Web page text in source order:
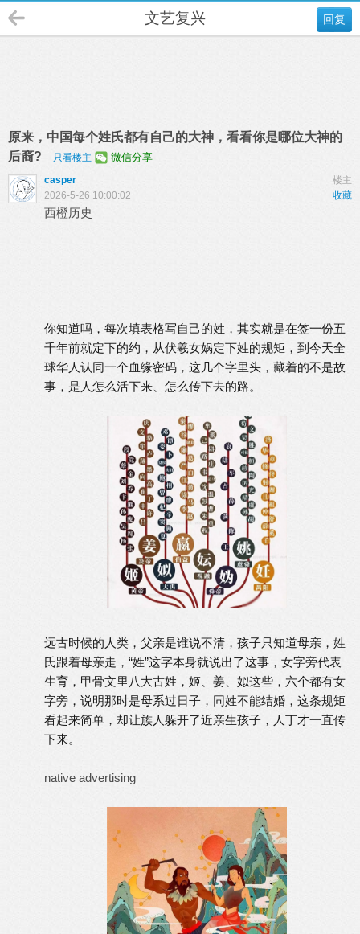
回复
文艺复兴
原来，中国每个姓氏都有自己的大神，看看你是哪位大神的
后裔?
只看楼主 微信分享
楼主
casper
收藏
2026-5-26 10:00:02
西橙历史
你知道吗，每次填表格写自己的姓，其实就是在签一份五
千年前就定下的约，从伏羲女娲定下姓的规矩，到今天全
球华人认同一个血缘密码，这几个字里头，藏着的不是故
事，是人怎么活下来、怎么传下去的路。
远古时候的人类，父亲是谁说不清，孩子只知道母亲，姓
氏跟着母亲走，“姓”这字本身就说出了这事，女字旁代表
生育，甲骨文里八大古姓，姬、姜、姒这些，六个都有女
字旁，说明那时是母系过日子，同姓不能结婚，这条规矩
看起来简单，却让族人躲开了近亲生孩子，人丁才一直传
下来。
native advertising